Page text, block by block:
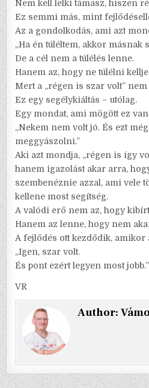
Nem kell lelki támasz, hiszen
Ez semmi más, mint
Az a gondolkodás, ami azt
„Ha én túléltem, akkor másnak
De a cél nem a túlélés lenne.
Hanem az, hogy ne túlélni
Mert a „régen is szar volt” nem
Ez egy segélykiáltás – utólag.
Egy mondat, ami mögött ez
„Nekem nem volt jó. És ezt
meggyászolni.”
Aki azt mondja, „régen is így
hanem igazolást akar arra,
szembenéznie azzal, ami vele
kellene most segítség.
A valódi erő nem az, hogy
Hanem az lenne, hogy nem
A fejlődés ott kezdődik, amikor
„Igen, szar volt.
És pont ezért legyen most jobb.”
VR
Author: